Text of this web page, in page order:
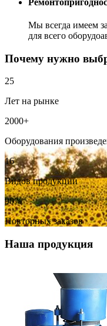
Мы всегда имеем
для всего
Почему нужно
25
Лет на рынке
2000+
Оборудования
16
Видов продукции
90%
Повторных заказов
Наша продукция